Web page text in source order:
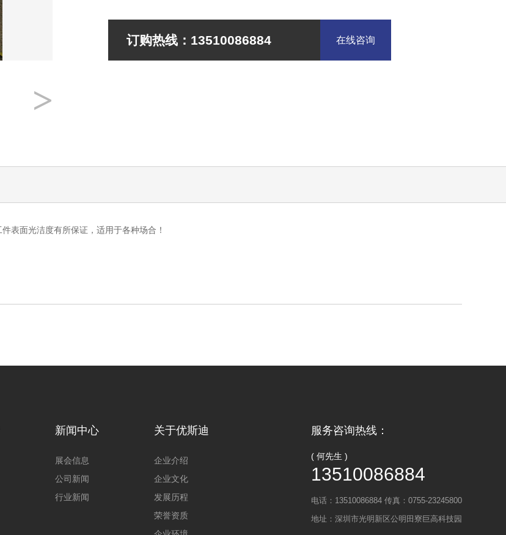
>
订购热线：13510086884 在线咨询
表面光洁度有所保证，适用于各种场合！
新闻中心
展会信息
公司新闻
行业新闻
关于优斯迪
企业介绍
企业文化
发展历程
荣誉资质
服务咨询热线：
( 何先生 )
13510086884
电话：13510086884 传真：0755-23245800
地址：深圳市光明新区公明田寮巨高科技园